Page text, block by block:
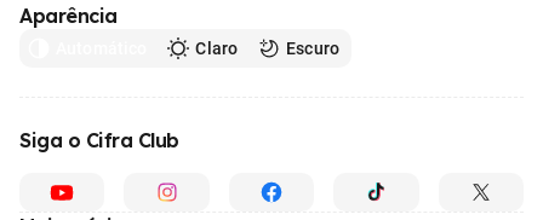
Aparência
Claro Escuro
Siga o Cifra Club